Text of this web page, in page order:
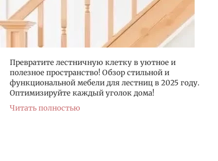
Превратите лестничную клетку в уютное и
полезное пространство! Обзор стильной и
функциональной мебели для лестниц в 2025 году.
Оптимизируйте каждый уголок дома!
Читать полностью